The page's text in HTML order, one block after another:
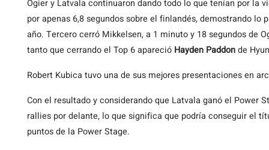
Ogier y Latvala continuaron dando todo lo que tenían por la
por apenas 6,8 segundos sobre el finlandés, demostrando
año. Tercero cerró Mikkelsen, a 1 minuto y 18 segundos de
tanto que cerrando el Top 6 apareció Hayden Paddonde
Robert Kubica tuvo una de sus mejores presentaciones en
Con el resultado y considerando que Latvala ganó el Power
rallies por delante, lo que significa que podría conseguir el
puntos de la Power Stage.